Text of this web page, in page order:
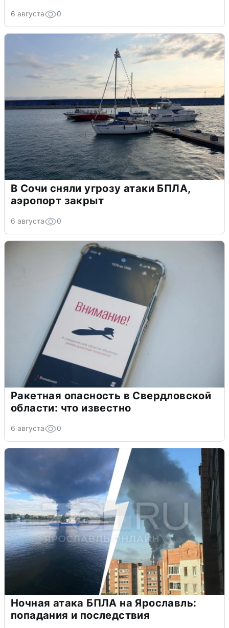
6 августа 0
В Сочи сняли угрозу атаки БПЛА,
аэропорт закрыт
6 августа 0
Ракетная опасность в Свердловской
области: что известно
6 августа 0
Ночная атака БПЛА на Ярославль:
попадания и последствия